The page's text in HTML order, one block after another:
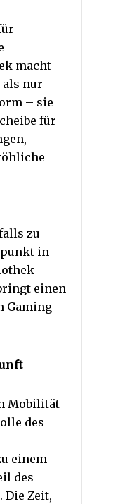
macht
als nur
– sie
für
zu
in
einen
Gaming-
Mobilität
des
einem
des
Die Zeit,